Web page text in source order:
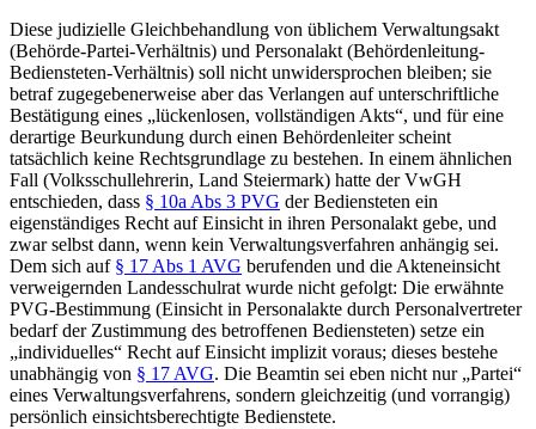
Diese judizielle Gleichbehandlung von üblichem Verwaltungsakt
(Behörde-Partei-Verhältnis) und Personalakt (Behördenleitung-
Bediensteten-Verhältnis) soll nicht unwidersprochen bleiben; sie
betraf zugegebenerweise aber das Verlangen auf unterschriftliche
Bestätigung eines „lückenlosen, vollständigen Akts“, und für eine
derartige Beurkundung durch einen Behördenleiter scheint
tatsächlich keine Rechtsgrundlage zu bestehen. In einem ähnlichen
Fall (Volksschullehrerin, Land Steiermark) hatte der VwGH
entschieden, dass § 10a Abs 3 PVG der Bediensteten ein
eigenständiges Recht auf Einsicht in ihren Personalakt gebe, und
zwar selbst dann, wenn kein Verwaltungsverfahren anhängig sei.
Dem sich auf § 17 Abs 1 AVG berufenden und die Akteneinsicht
verweigernden Landesschulrat wurde nicht gefolgt: Die erwähnte
PVG-Bestimmung (Einsicht in Personalakte durch Personalvertreter
bedarf der Zustimmung des betroffenen Bediensteten) setze ein
„individuelles“ Recht auf Einsicht implizit voraus; dieses bestehe
unabhängig von § 17 AVG. Die Beamtin sei eben nicht nur „Partei“
eines Verwaltungsverfahrens, sondern gleichzeitig (und vorrangig)
persönlich einsichtsberechtigte Bedienstete.